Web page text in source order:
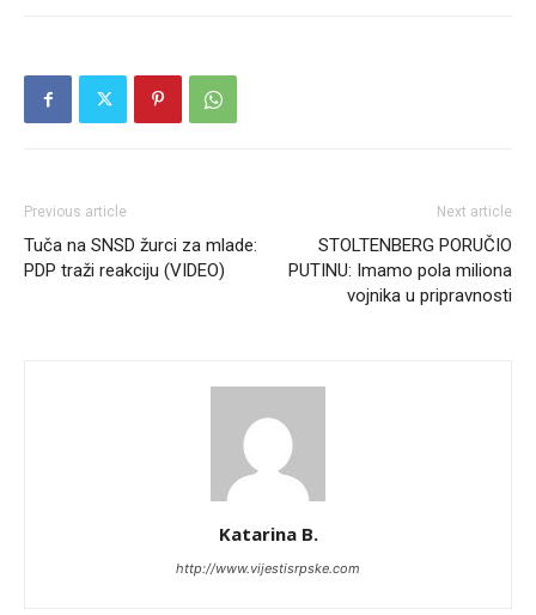
Previous article
Tuča na SNSD žurci za mlade:
PDP traži reakciju (VIDEO)
Next article
STOLTENBERG PORUČIO
PUTINU: Imamo pola miliona
vojnika u pripravnosti
Katarina B.
http://www.vijestisrpske.com